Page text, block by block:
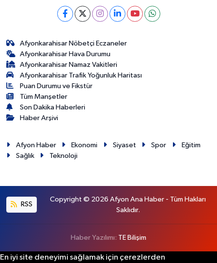
Afyonkarahisar Nöbetçi Eczaneler
Afyonkarahisar Hava Durumu
Afyonkarahisar Namaz Vakitleri
Afyonkarahisar Trafik Yoğunluk Haritası
Puan Durumu ve Fikstür
Tüm Manşetler
Son Dakika Haberleri
Haber Arşivi
Afyon Haber Ekonomi Siyaset Spor
Eğitim
Sağlık
Teknoloji
RSS
Copyright © 2026 Afyon Ana Haber - Tüm Hakları
Saklıdır.
Haber Yazılımı: TE Bilişim
En iyi site deneyimi sağlamak için çerezlerden